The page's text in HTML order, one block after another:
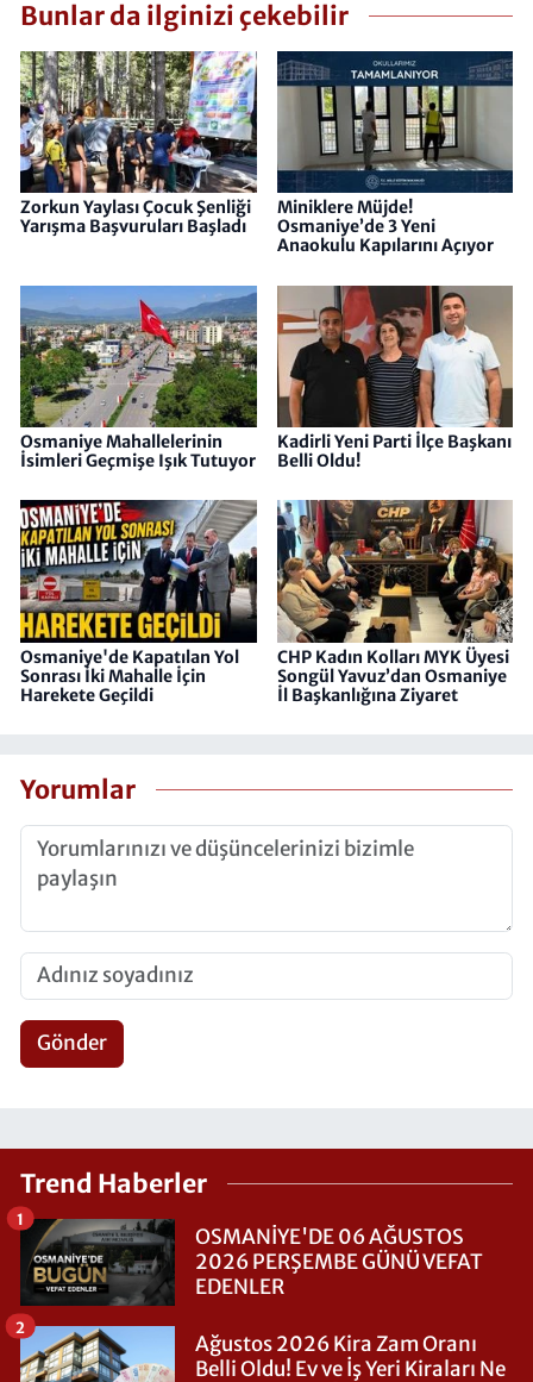
Bunlar da ilginizi çekebilir
Zorkun Yaylası Çocuk Şenliği
Yarışma Başvuruları Başladı
Miniklere Müjde!
Osmaniye’de 3 Yeni
Anaokulu Kapılarını Açıyor
Osmaniye Mahallelerinin
İsimleri Geçmişe Işık Tutuyor
Kadirli Yeni Parti İlçe Başkanı
Belli Oldu!
Osmaniye'de Kapatılan Yol
Sonrası İki Mahalle İçin
Harekete Geçildi
CHP Kadın Kolları MYK Üyesi
Songül Yavuz’dan Osmaniye
İl Başkanlığına Ziyaret
Yorumlar
Gönder
Trend Haberler
OSMANİYE'DE 06 AĞUSTOS
2026 PERŞEMBE GÜNÜ VEFAT
EDENLER
1
Ağustos 2026 Kira Zam Oranı
Belli Oldu! Ev ve İş Yeri Kiraları Ne
2